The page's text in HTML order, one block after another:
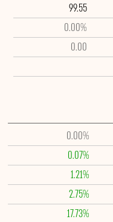
99.55
0.00%
0.00
0.00%
0.07%
1.21%
2.75%
17.73%